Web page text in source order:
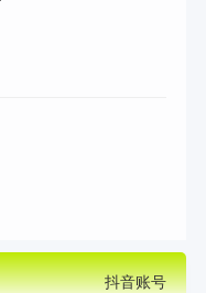
抖音账号